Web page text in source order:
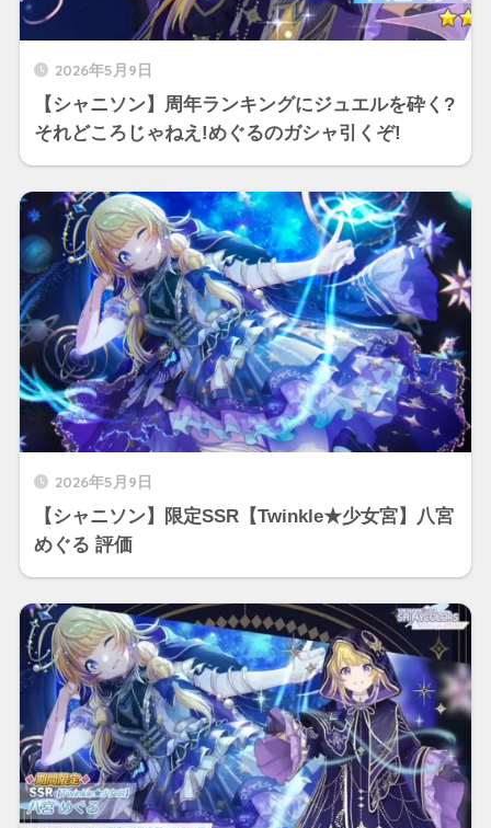
2026年5月9日
【シャニソン】周年ランキングにジュエルを砕く?
それどころじゃねえ!めぐるのガシャ引くぞ!
2026年5月9日
【シャニソン】限定SSR【Twinkle★少女宮】八宮
めぐる 評価